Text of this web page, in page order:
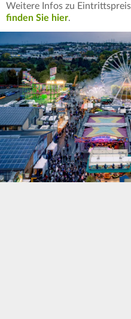
Weitere Infos zu
finden Sie hier.